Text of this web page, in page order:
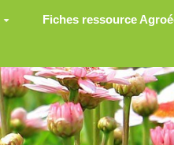
Fiches ressource